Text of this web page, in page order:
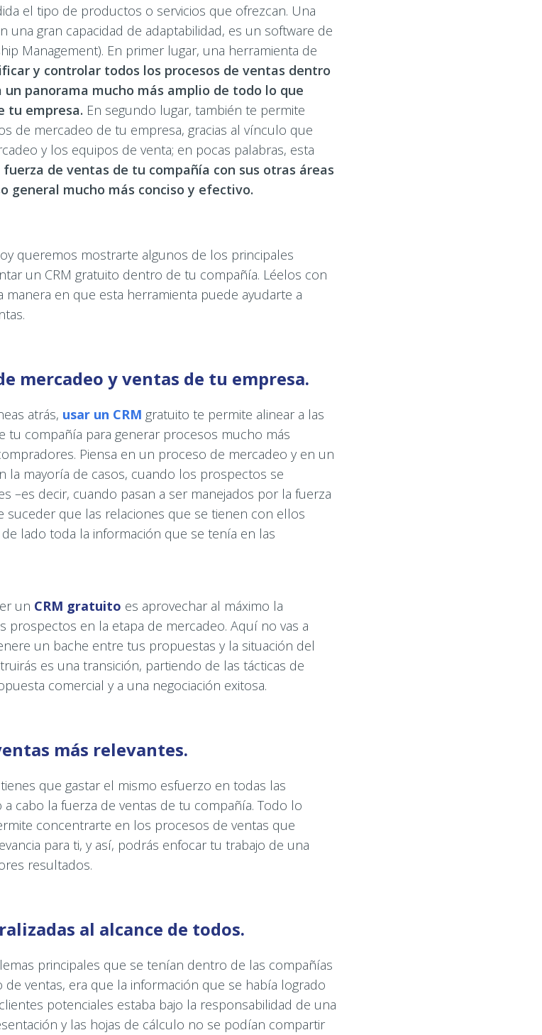
el tipo de productos o servicios que ofrezcan. Una
una gran capacidad de adaptabilidad, es un software de
Management). En primer lugar, una herramienta de
y controlar todos los procesos de ventas dentro
panorama mucho más amplio de todo lo que
tu empresa. En segundo lugar, también te permite
de mercadeo de tu empresa, gracias al vínculo que
y los equipos de venta; en pocas palabras, esta
de ventas de tu compañía con sus otras áreas
general mucho más conciso y efectivo.
queremos mostrarte algunos de los principales
un CRM gratuito dentro de tu compañía. Léelos con
en que esta herramienta puede ayudarte a
mercadeo y ventas de tu empresa.
atrás, usar un CRM gratuito te permite alinear a las
tu compañía para generar procesos mucho más
Piensa en un proceso de mercadeo y en un
la mayoría de casos, cuando los prospectos se
–es decir, cuando pasan a ser manejados por la fuerza
suceder que las relaciones que se tienen con ellos
lado toda la información que se tenía en las
un CRM gratuito es aprovechar al máximo la
prospectos en la etapa de mercadeo. Aquí no vas a
un bache entre tus propuestas y la situación del
es una transición, partiendo de las tácticas de
comercial y a una negociación exitosa.
más relevantes.
que gastar el mismo esfuerzo en todas las
cabo la fuerza de ventas de tu compañía. Todo lo
concentrarte en los procesos de ventas que
para ti, y así, podrás enfocar tu trabajo de una
resultados.
al alcance de todos.
principales que se tenían dentro de las compañías
ventas, era que la información que se había logrado
potenciales estaba bajo la responsabilidad de una
y las hojas de cálculo no se podían compartir